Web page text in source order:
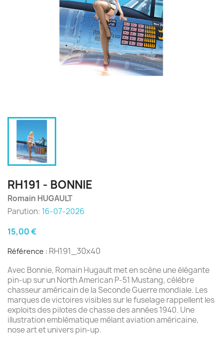
RH191 - BONNIE
Romain HUGAULT
Parution: 16-07-2026
15,00 €
Référence : RH191_30x40
Avec Bonnie, Romain Hugault met en scène une élégante
pin-up sur un North American P-51 Mustang, célèbre
chasseur américain de la Seconde Guerre mondiale. Les
marques de victoires visibles sur le fuselage rappellent les
exploits des pilotes de chasse des années 1940. Une
illustration emblématique mêlant aviation américaine,
nose art et univers pin-up.